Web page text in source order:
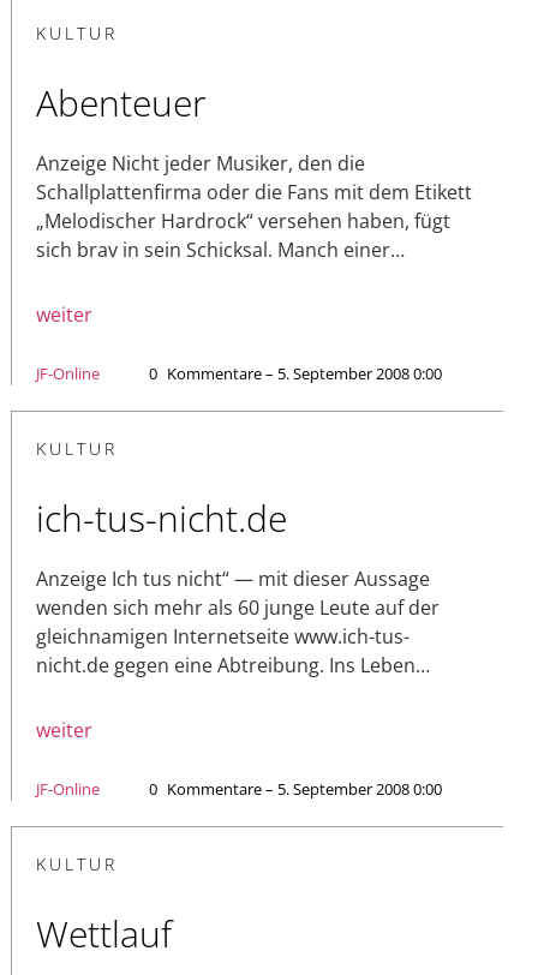
KULTUR
Abenteuer
Anzeige Nicht jeder Musiker, den die
Schallplattenfirma oder die Fans mit dem Etikett
„Melodischer Hardrock“ versehen haben, fügt
sich brav in sein Schicksal. Manch einer…
weiter
JF-Online 0 Kommentare – 5. September 2008 0:00
KULTUR
ich-tus-nicht.de
Anzeige Ich tus nicht“ — mit dieser Aussage
wenden sich mehr als 60 junge Leute auf der
gleichnamigen Internetseite www.ich-tus-
nicht.de gegen eine Abtreibung. Ins Leben…
weiter
JF-Online 0 Kommentare – 5. September 2008 0:00
KULTUR
Wettlauf